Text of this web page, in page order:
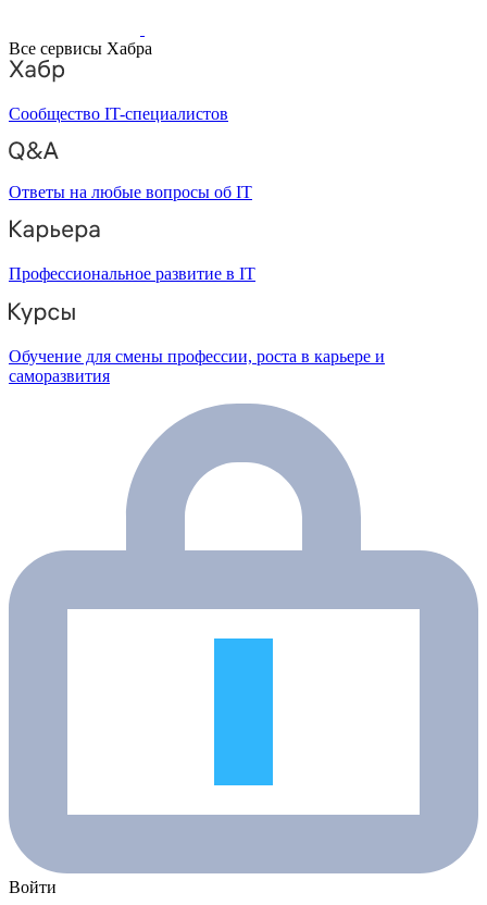
Все сервисы Хабра
Сообщество IT-специалистов
Ответы на любые вопросы об IT
Профессиональное развитие в IT
Обучение для смены профессии, роста в карьере и
саморазвития
Войти